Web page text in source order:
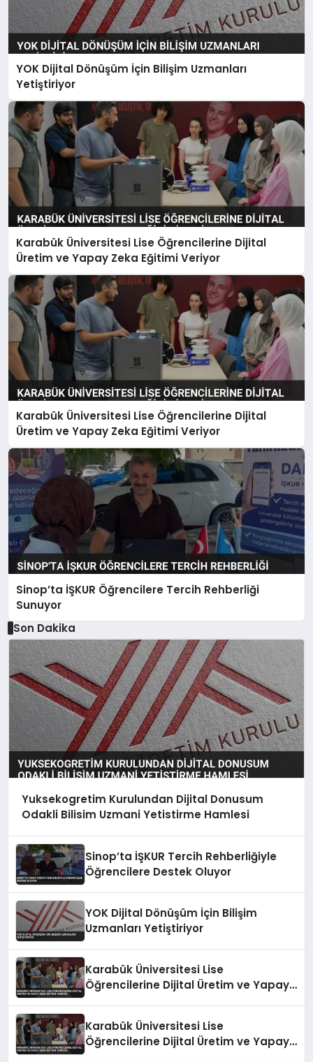
YOK Dijital Dönüşüm İçin Bilişim Uzmanları
Yetiştiriyor
Karabük Üniversitesi Lise Öğrencilerine Dijital
Üretim ve Yapay Zeka Eğitimi Veriyor
Karabük Üniversitesi Lise Öğrencilerine Dijital
Üretim ve Yapay Zeka Eğitimi Veriyor
Sinop’ta İŞKUR Öğrencilere Tercih Rehberliği
Sunuyor
Son Dakika
Yuksekogretim Kurulundan Dijital Donusum
Odakli Bilisim Uzmani Yetistirme Hamlesi
Sinop’ta İŞKUR Tercih Rehberliğiyle
Öğrencilere Destek Oluyor
YOK Dijital Dönüşüm İçin Bilişim
Uzmanları Yetiştiriyor
Karabük Üniversitesi Lise
Öğrencilerine Dijital Üretim ve Yapay
Karabük Üniversitesi Lise
Öğrencilerine Dijital Üretim ve Yapay